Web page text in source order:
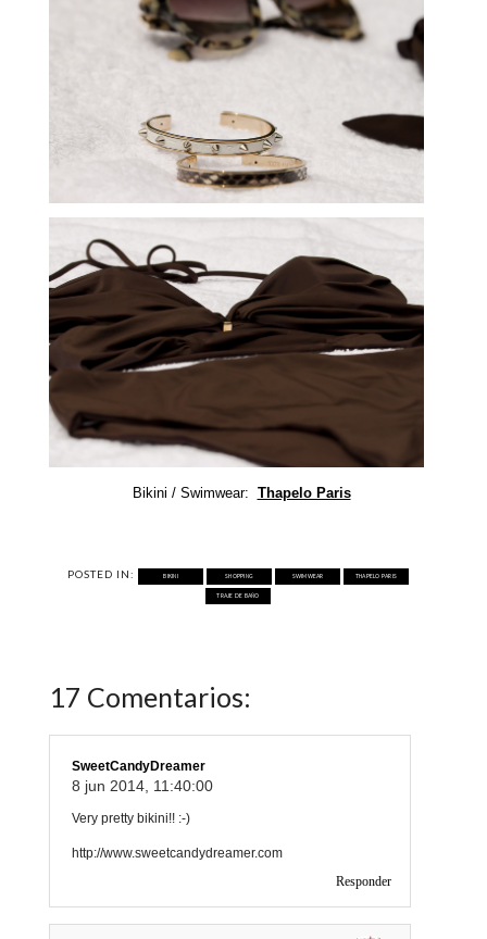
Bikini / Swimwear: Thapelo Paris
POSTED IN: BIKINI SHOPPING SWIMWEAR THAPELO PARIS
TRAJE DE BAÑO
17 Comentarios:
SweetCandyDreamer
8 jun 2014, 11:40:00
Very pretty bikini!! :-)
http://www.sweetcandydreamer.com
Responder